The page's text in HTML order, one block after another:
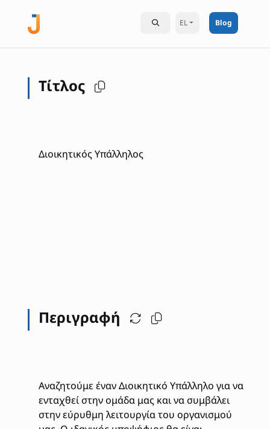
EL Blog
Τίτλος
Διοικητικός Υπάλληλος
Περιγραφή
Αναζητούμε έναν Διοικητικό Υπάλληλο για να
ενταχθεί στην ομάδα μας και να συμβάλει
στην εύρυθμη λειτουργία του οργανισμού